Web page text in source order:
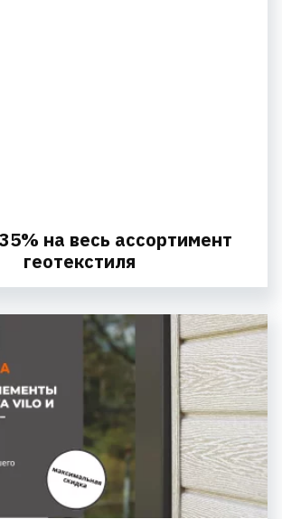
на весь ассортимент
геотекстиля